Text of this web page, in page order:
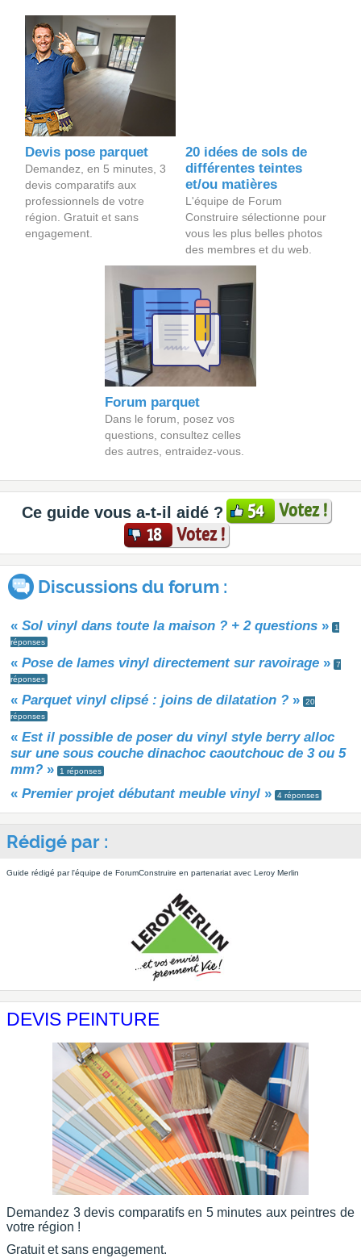
Devis pose parquet
Demandez, en 5 minutes, 3
devis comparatifs aux
professionnels de votre
région. Gratuit et sans
engagement.
20 idées de sols de
différentes teintes
et/ou matières
L'équipe de Forum
Construire sélectionne pour
vous les plus belles photos
des membres et du web.
Forum parquet
Dans le forum, posez vos
questions, consultez celles
des autres, entraidez-vous.
Ce guide vous a-t-il aidé ? 54 Votez !
18 Votez !
Discussions du forum :
« Sol vinyl dans toute la maison ? + 2 questions »
1
réponses
« Pose de lames vinyl directement sur ravoirage »
7
réponses
« Parquet vinyl clipsé : joins de dilatation ? »
20
réponses
« Est il possible de poser du vinyl style berry alloc
sur une sous couche dinachoc caoutchouc de 3 ou 5
mm? » 1 réponses
« Premier projet débutant meuble vinyl » 4 réponses
Rédigé par :
Guide rédigé par l'équipe de ForumConstruire en partenariat avec Leroy Merlin
DEVIS PEINTURE
Demandez 3 devis comparatifs en 5 minutes aux peintres de
votre région !
Gratuit et sans engagement.